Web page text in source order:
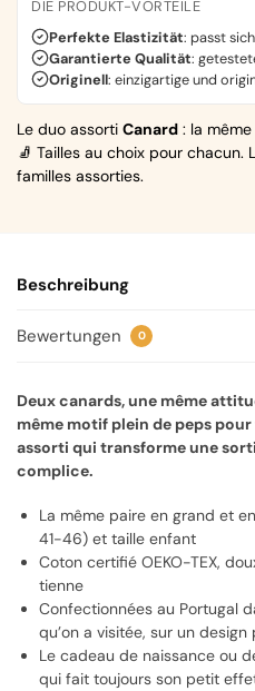
DIE PRODUKT-VORTEILE
Perfekte Elastizität: passt
Garantierte Qualität:
Originell: einzigartige und
Le duo assorti Canard : la
🧦 Tailles au choix pour
familles assorties.
Beschreibung
Bewertungen 0
Deux canards, une même
même motif plein de peps
assorti qui transforme une
complice.
La même paire en grand et
41-46) et taille enfant
Coton certifié OEKO-TEX,
tienne
Confectionnées au Portugal
qu’on a visitée, sur un
Le cadeau de naissance ou
qui fait toujours son petit